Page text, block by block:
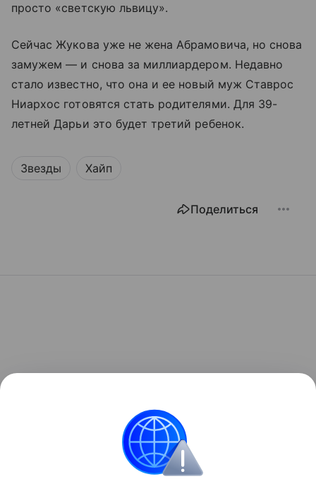
просто «светскую львицу».
Сейчас Жукова уже не жена Абрамовича, но снова
замужем — и снова за миллиардером. Недавно
стало известно, что она и ее новый муж Ставрос
Ниархос готовятся стать родителями. Для 39-
летней Дарьи это будет третий ребенок.
Звезды Хайп
Поделиться